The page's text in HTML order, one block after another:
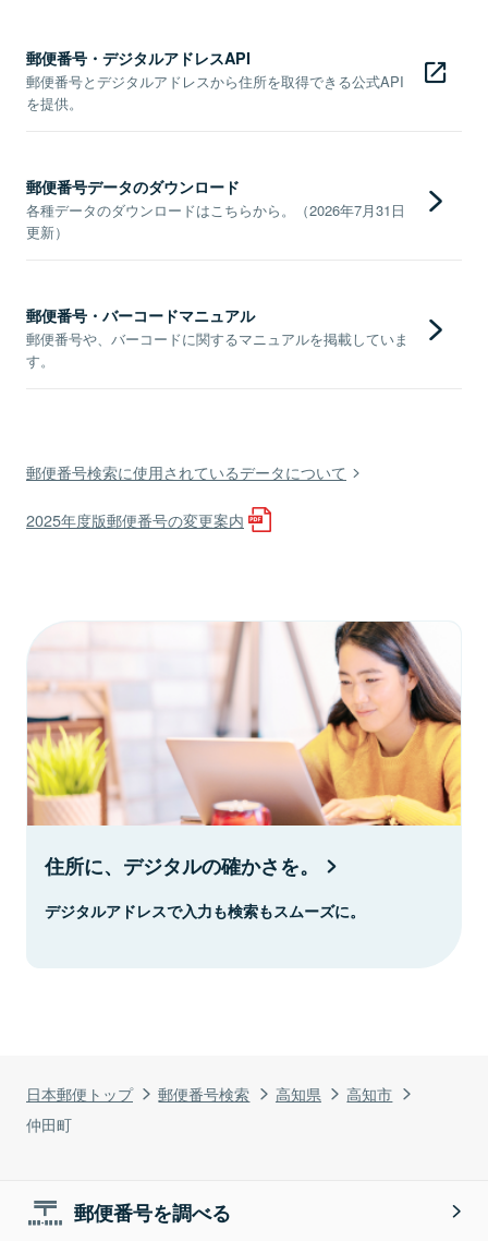
日本郵便トップ 郵便番号検索 高知県
高知市
仲田町
郵便番号・デジタルアドレスAPI
郵便番号とデジタルアドレスから住所を取得できる公式API
を提供。
郵便番号データのダウンロード
各種データのダウンロードはこちらから。（2026年7月31日
更新）
郵便番号・バーコードマニュアル
郵便番号や、バーコードに関するマニュアルを掲載していま
す。
郵便番号検索に使用されているデータについて
2025年度版郵便番号の変更案内
住所に、デジタルの確かさを。
デジタルアドレスで入力も検索もスムーズに。
郵便番号を調べる